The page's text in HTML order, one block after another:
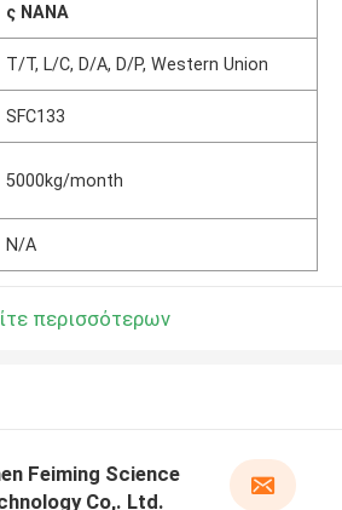
ς NANA
T/T, L/C, D/A, D/P, Western Union
SFC133
5000kg/month
N/A
περισσότερων
Feiming Science
Co,. Ltd.